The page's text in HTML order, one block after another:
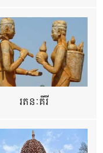
រតនៈគីរី